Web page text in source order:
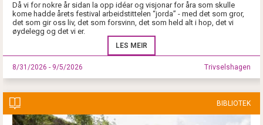
Då vi for nokre år sidan la opp idéar og visjonar for åra som skulle
kome hadde årets festival arbeidstittelen “jorda” - med det som gror,
det som gir oss liv, det som forsvinn, det som held alt i hop, det vi
øydelegg og det vi er.
LES MEIR
8/31/2026 - 9/5/2026 Trivselshagen
BIBLIOTEK